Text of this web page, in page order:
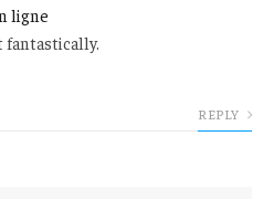
ligne
fantastically.
REPLY